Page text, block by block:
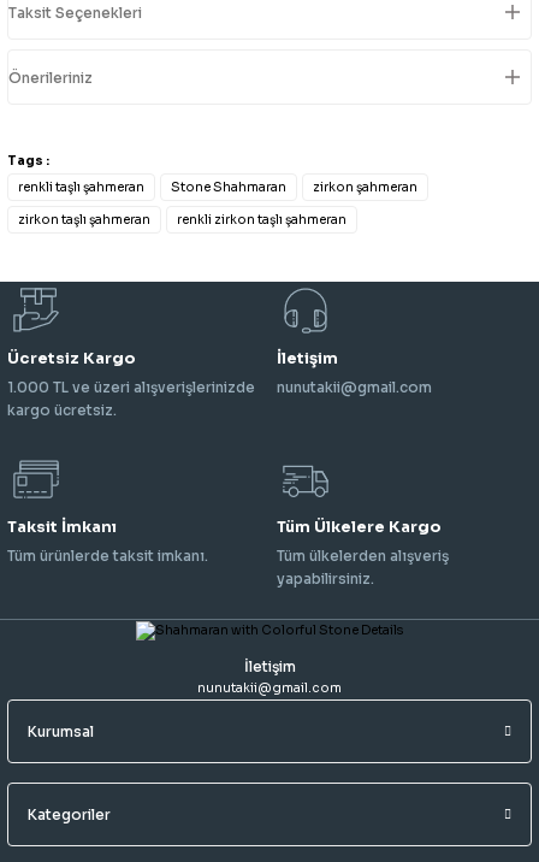
Taksit Seçenekleri
Önerileriniz
Tags :
renkli taşlı şahmeran
Stone Shahmaran zirkon şahmeran
zirkon taşlı şahmeran renkli zirkon taşlı şahmeran
Ücretsiz Kargo
1.000 TL ve üzeri alışverişlerinizde
kargo ücretsiz.
İletişim
nunutakii@gmail.com
Taksit İmkanı
Tüm ürünlerde taksit imkanı.
Tüm Ülkelere Kargo
Tüm ülkelerden alışveriş
yapabilirsiniz.
İletişim
nunutakii@gmail.com
Kurumsal
Kategoriler